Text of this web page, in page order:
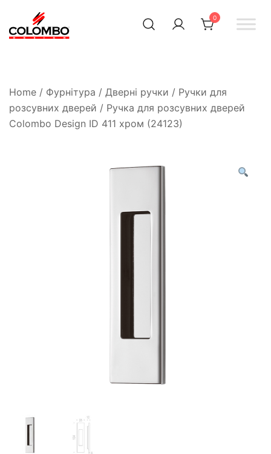
0
Home / Фурнітура / Дверні ручки / Ручки для
розсувних дверей / Ручка для розсувних дверей
Colombo Design ID 411 хром (24123)